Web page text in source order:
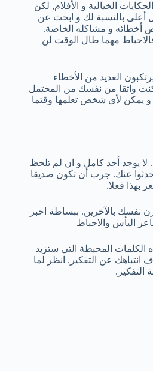
الخيالية و الأفلام, لكن
أعلى بالنسبة لك و ابحث عن
أخطائه و مشاكله الخاصة.
مهما طال الوقت لن
العديد من الأخطاء
كنت واثقا من نفسك من المحتمل
و يمكن لأى شخص تعلمها وقتما
لا يوجد أحد كامل و ان لم تلحظ
عنك. جرب أن تكون صديقا
بهذا فعلا.
نفسك بالآخرين. ببساطة اخبر
اليأس والاحباط
الكلمات المحبطة التي ستزيد
عن التفكير. انظر لما